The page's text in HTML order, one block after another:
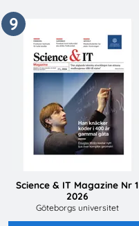
9
Science & IT Magazine Nr 1
2026
Göteborgs universitet